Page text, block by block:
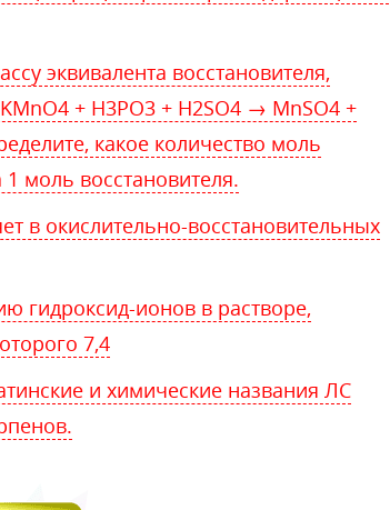
эквивалента восстановителя,
+ H3РO3 + H2SO4 → MnSO4 +
какое количество моль
моль восстановителя.
в окислительно-восстановительных
гидроксид-ионов в растворе,
7,4
и химические названия ЛС